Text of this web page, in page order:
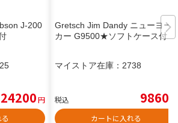
J-200
24200円
Gretsch Jim Dandy ニューヨー
カー G9500★ソフトケース付
マイストア在庫： 2738
税込 9860
カートに入れる